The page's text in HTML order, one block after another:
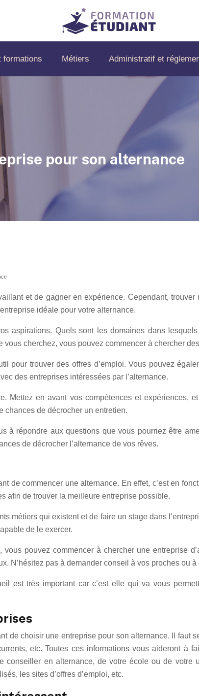
formations Métiers Administratif et
pour son alternance
et de gagner en expérience. Cependant,
idéale pour votre alternance.
aspirations. Quels sont les domaines dans
cherchez, vous pouvez commencer à chercher
pour trouver des offres d’emploi. Vous pouvez
des entreprises intéressées par l’alternance.
Mettez en avant vos compétences et expériences,
chances de décrocher un entretien.
à répondre aux questions que vous pourriez être
de décrocher l’alternance de vos rêves.
de commencer une alternance. En effet, c’est en
afin de trouver la meilleure entreprise possible.
métiers qui existent et de faire un stage dans
de le exercer.
pouvez commencer à chercher une entreprise
N’hésitez pas à demander conseil à vos proches ou
est très important car c’est elle qui va vous
de choisir une entreprise pour son alternance. Il faut
etc. Toutes ces informations vous aideront à
conseiller en alternance, de votre école ou de
les sites d’offres d’emploi, etc.